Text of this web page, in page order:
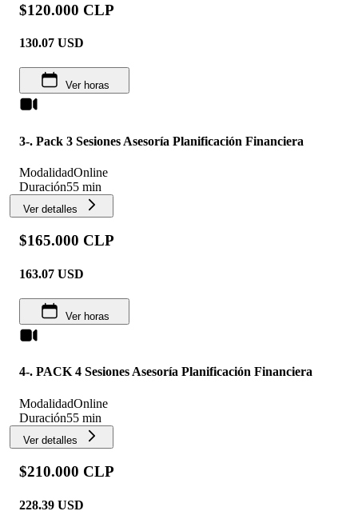
$120.000 CLP
130.07 USD
Ver horas
3-. Pack 3 Sesiones Asesoría Planificación Financiera
ModalidadOnline
Duración55 min
Ver detalles
$165.000 CLP
163.07 USD
Ver horas
4-. PACK 4 Sesiones Asesoría Planificación Financiera
ModalidadOnline
Duración55 min
Ver detalles
$210.000 CLP
228.39 USD